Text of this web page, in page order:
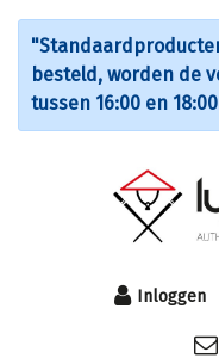
besteld, worden de
tussen 16:00 en
Inloggen